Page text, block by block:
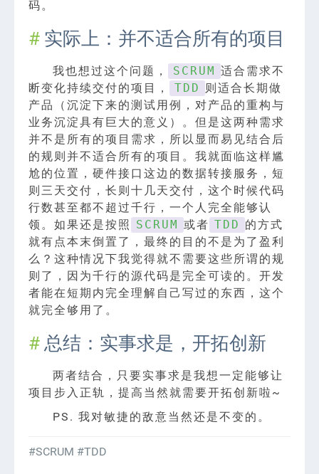
码。
实际上：并不适合所有的项目
我也想过这个问题， SCRUM
适合需求不
断变化持续交付的项目，
TDD
则适合长期做
产品（沉淀下来的测试用例，对产品的重构与
业务沉淀具有巨大的意义）。但是这两种需求
并不是所有的项目需求，所以显而易见结合后
的规则并不适合所有的项目。我就面临这样尴
尬的位置，硬件接口这边的数据转接服务，短
则三天交付，长则十几天交付，这个时候代码
行数甚至都不超过千行，一个人完全能够认
领。如果还是按照
SCRUM 或者 TDD
的方式
就有点本末倒置了，最终的目的不是为了盈利
么？这种情况下我觉得就不需要这些所谓的规
则了，因为千行的源代码是完全可读的。开发
者能在短期内完全理解自己写过的东西，这个
就完全够用了。
总结：实事求是，开拓创新
两者结合，只要实事求是我想一定能够让
项目步入正轨，提高当然就需要开拓创新啦~
PS. 我对敏捷的敌意当然还是不变的。
#SCRUM #TDD